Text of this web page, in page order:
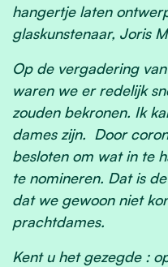
hangertje laten
glaskunstenaar, Joris
Op de vergadering
waren we er redelijk
zouden bekronen. Ik
dames zijn. Door
besloten om wat in te
te nomineren. Dat is
dat we gewoon niet
prachtdames.
Kent u het gezegde :